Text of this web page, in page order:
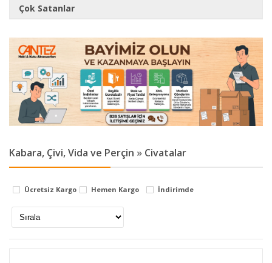
cantez
Stok Durumu
stokta var
stokta yok
Çok Satanlar
Sandık, Ayak, Askı, Mobilya Aksesuarı Mini Vida
0.22 TL
Klips Vidası 2,3x6 mm YHB, İthal - Konik Başlı
Kutu Ayak, Askı, Mobilya Aksesuarı Mini Vida
Klips Vidası 2,2x6,5 mm YHB - Konik Başlı Kutu,
Kabara, Çivi, Vida ve Perçin » Civatalar
Ücretsiz Kargo Hemen Kargo İndirimde